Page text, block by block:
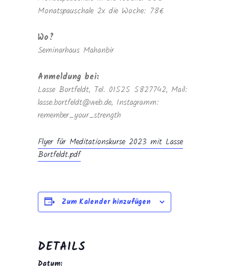
Monatspauschale 2x die Woche: 78€
Wo?
Seminarhaus Mahanbir
Anmeldung bei:
Lasse Bortfeldt, Tel. 01525 5827742, Mail:
lasse.bortfeldt@web.de, Instagramm:
remember_your_strength
Flyer für Meditationskurse 2023 mit Lasse
Bortfeldt.pdf
Zum Kalender hinzufügen
DETAILS
Datum: